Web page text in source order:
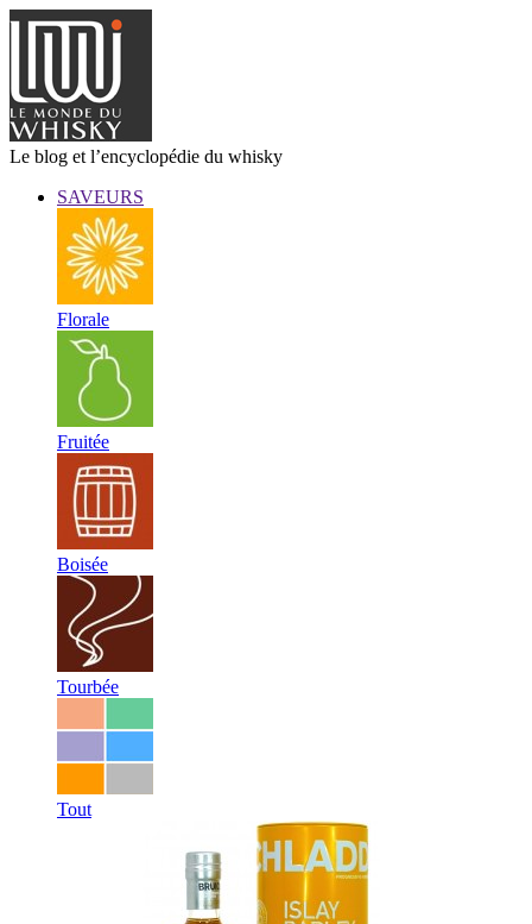
Le blog et l’encyclopédie du whisky
SAVEURS
Florale
Fruitée
Boisée
Tourbée
Tout